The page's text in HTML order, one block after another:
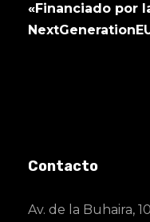
«Financiado por
Contacto
Av. de la Buhaira, 10